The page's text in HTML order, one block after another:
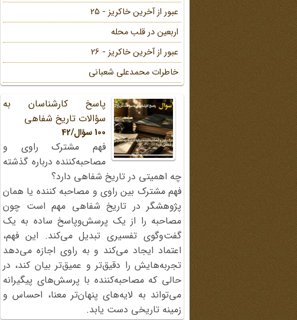
عبور از آخرین خاکریز - 25
اربعین در قلب محله
عبور از آخرین خاکریز - 26
خاطرات محمد‌علی شعبانی
پاسخ کارشناسان به
سؤالات تاریخ شفاهی
100 سؤال/42
فهم مشترک راوی و
مصاحبه‌کننده درباره گذشته
چه اهمیتی در تاریخ شفاهی دارد؟
فهم مشترک بین راوی و مصاحبه کننده یا همان
پژوهشگر در تاریخ شفاهی مهم است چون
مصاحبه را از یک پرسش‌وپاسخ ساده به یک
گفت‌وگوی تفسیری تبدیل می‌کند. این فهم،
اعتماد ایجاد می‌کند و به راوی اجازه می‌دهد
تجربه‌هایش را دقیق‌تر و عمیق‌تر بیان کند، در
حالی که مصاحبه‌کننده با پرسش‌های پیگیرانه
می‌تواند به لایه‌های پنهان‌تر معنا، احساس و
زمینه تاریخی دست یابد.